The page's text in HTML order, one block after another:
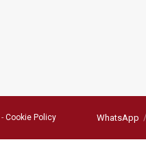
WhatsApp
- Cookie Policy